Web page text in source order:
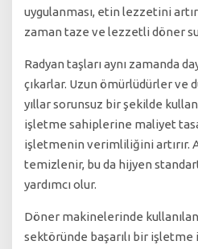
uygulanması, etin lezzetini
zaman taze ve lezzetli döner
Radyan taşları aynı zamanda
çıkarlar. Uzun ömürlüdürler ve
yıllar sorunsuz bir şekilde
işletme sahiplerine maliyet
işletmenin verimliliğini artırır.
temizlenir, bu da hijyen
yardımcı olur.
Döner makinelerinde
sektöründe başarılı bir